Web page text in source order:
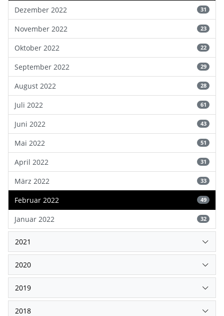
Dezember 2022
31
November 2022 23
Oktober 2022 22
September 2022 29
August 2022 28
Juli 2022 61
Juni 2022 43
Mai 2022 51
April 2022 31
März 2022 33
Februar 2022 49
Januar 2022 32
2021
2020
2019
2018